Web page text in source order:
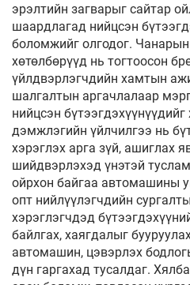
эрэлтийн загварыг сайтар
шаардлагад нийцсэн
боломжийг олгодог.
хөтөлбөрүүд нь тогтоосон
үйлдвэрлэгчдийн хамтын
шалгалтын аргачлалаар
нийцсэн
дэмжлэгийн үйлчилгээ нь
хэрэглэх арга зүй, ашиглах
шийдвэрлэхэд үнэтэй
ойрхон байгаа автомашины
опт нийлүүлэгчдийн
хэрэглэгчдэд
байлгах, хаягдалыг
автомашин, цэвэрлэх
дүн гаргахад тусалдаг.